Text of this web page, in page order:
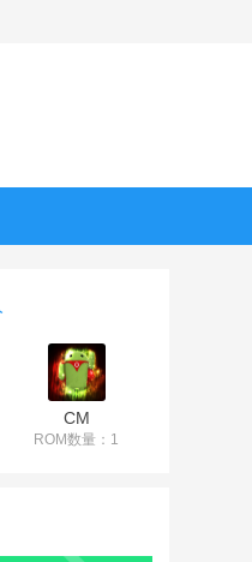
CM
ROM数量：1